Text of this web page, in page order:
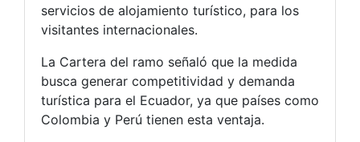
servicios de alojamiento turístico, para los
visitantes internacionales.
La Cartera del ramo señaló que la medida
busca generar competitividad y demanda
turística para el Ecuador, ya que países como
Colombia y Perú tienen esta ventaja.